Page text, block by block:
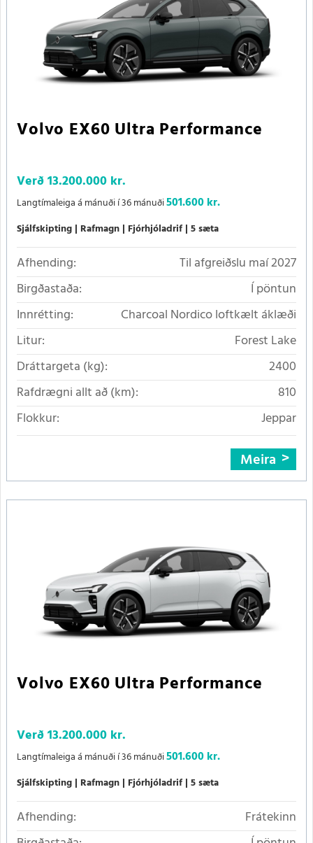
Volvo EX60 Ultra Performance
Verð13.200.000 kr.
Langtímaleiga á mánuði í 36 mánuði501.600 kr.
Sjálfskipting Rafmagn Fjórhjóladrif 5 sæta
Afhending:
Til afgreiðslu maí 2027
Birgðastaða:
Í pöntun
Innrétting:
Charcoal Nordico loftkælt áklæði
Litur:
Forest Lake
Dráttargeta (kg):
2400
Rafdrægni allt að (km):
810
Flokkur:
Jeppar
Meira
Volvo EX60 Ultra Performance
Verð13.200.000 kr.
Langtímaleiga á mánuði í 36 mánuði501.600 kr.
Sjálfskipting Rafmagn Fjórhjóladrif 5 sæta
Afhending:
Frátekinn